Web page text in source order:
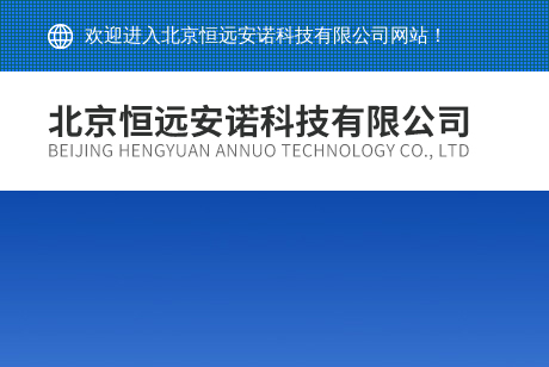
欢迎进入北京恒远安诺科技有限公司网站！